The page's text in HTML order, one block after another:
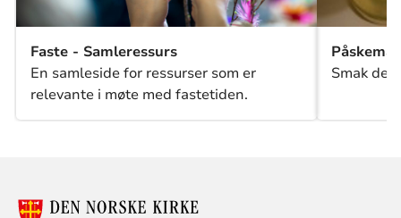
Faste - Samleressurs
En samleside for ressurser som er
relevante i møte med fastetiden.
Smak